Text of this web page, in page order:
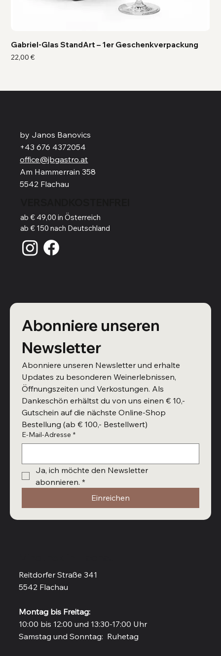
Gabriel-Glas StandArt – 1er Geschenkverpackung
Preis
22,00 €
Reitdorfer Straße 341
5542 Flachau
Montag bis Freitag:
10:00 bis 12:00 und 13:30-17:00 Uhr
Samstag und Sonntag: Ruhetag
by Janos Banovics
+43 676 4372054
office@jbgastro.at
Am Hammerrain 358
5542 Flachau
ab € 49,00 in Österreich
ab € 150 nach Deutschland
Abonniere unseren
Newsletter
Abonniere unseren Newsletter und erhalte
Updates zu besonderen Weinerlebnissen,
Öffnungszeiten und Verkostungen. Als
Dankeschön erhältst du von uns einen € 10,-
Gutschein auf die nächste Online-Shop
Bestellung (ab € 100,- Bestellwert)
E-Mail-Adresse *
Ja, ich möchte den Newsletter
abonnieren. *
Einreichen